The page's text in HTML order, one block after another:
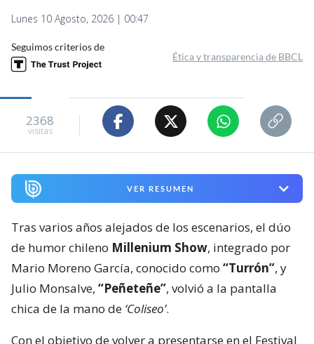
Lunes 10 Agosto, 2026 | 00:47
Seguimos criterios de
Ética y transparencia de BBCL
2368
visitas
VER RESUMEN
Tras varios años alejados de los escenarios, el dúo
de humor chileno Millenium Show, integrado por
Mario Moreno García, conocido como “Turrón”, y
Julio Monsalve, “Peñeteñe”, volvió a la pantalla
chica de la mano de ‘Coliseo’.
Con el objetivo de volver a presentarse en el Festival